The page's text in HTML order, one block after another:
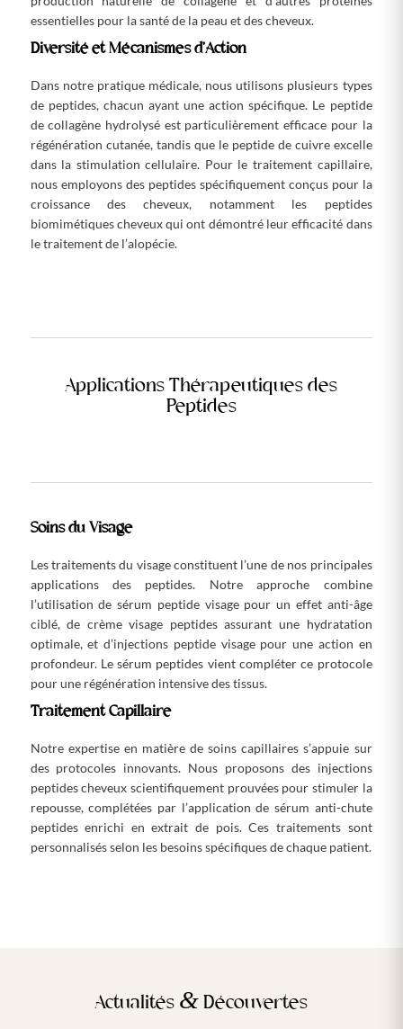
essentielles pour la santé de la peau et des cheveux.
Diversité et Mécanismes d’Action
Dans notre pratique médicale, nous utilisons plusieurs types
de peptides, chacun ayant une action spécifique. Le peptide
de collagène hydrolysé est particulièrement efficace pour la
régénération cutanée, tandis que le peptide de cuivre excelle
dans la stimulation cellulaire. Pour le traitement capillaire,
nous employons des peptides spécifiquement conçus pour la
croissance des cheveux, notamment les peptides
biomimétiques cheveux qui ont démontré leur efficacité dans
le traitement de l’alopécie.
Applications Thérapeutiques des
Peptides
Soins du Visage
Les traitements du visage constituent l’une de nos principales
applications des peptides. Notre approche combine
l’utilisation de sérum peptide visage pour un effet anti-âge
ciblé, de crème visage peptides assurant une hydratation
optimale, et d’injections peptide visage pour une action en
profondeur. Le sérum peptides vient compléter ce protocole
pour une régénération intensive des tissus.
Traitement Capillaire
Notre expertise en matière de soins capillaires s’appuie sur
des protocoles innovants. Nous proposons des injections
peptides cheveux scientifiquement prouvées pour stimuler la
repousse, complétées par l’application de sérum anti-chute
peptides enrichi en extrait de pois. Ces traitements sont
personnalisés selon les besoins spécifiques de chaque patient.
Actualités & Découvertes